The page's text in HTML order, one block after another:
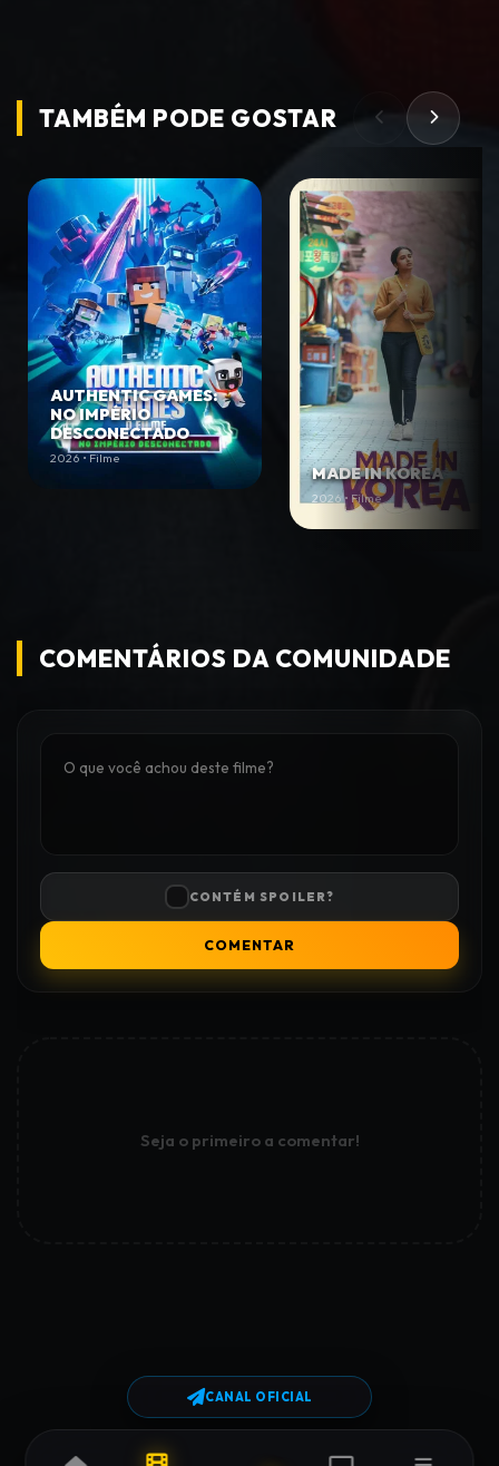
TAMBÉM PODE GOSTAR
AUTHENTIC GAMES:
NO IMPÉRIO
DESCONECTADO
2026 • Filme
MADE IN KOREA
2026 • Filme
COMENTÁRIOS DA COMUNIDADE
CONTÉM SPOILER?
COMENTAR
Seja o primeiro a comentar!
CANAL OFICIAL